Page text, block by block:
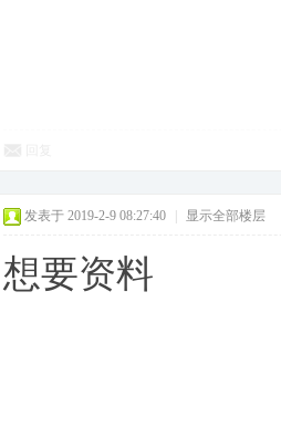
发表于 2019-2-9 08:27:40 显示全部楼层
想要资料